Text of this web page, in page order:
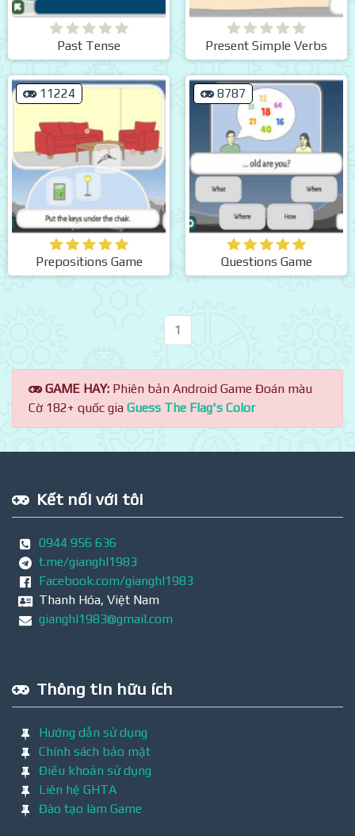
Past Tense Present Simple Verbs
11224
Prepositions Game
8787
Questions Game
1
GAME HAY: Phiên bản Android Game Đoán màu
Cờ 182+ quốc gia Guess The Flag's Color
Kết nối với tôi
0944 956 636
t.me/gianghl1983
Facebook.com/gianghl1983
Thanh Hóa, Việt Nam
gianghl1983@gmail.com
Thông tin hữu ích
Hướng dẫn sử dụng
Chính sách bảo mật
Điều khoản sử dụng
Liên hệ GHTA
Đào tạo làm Game